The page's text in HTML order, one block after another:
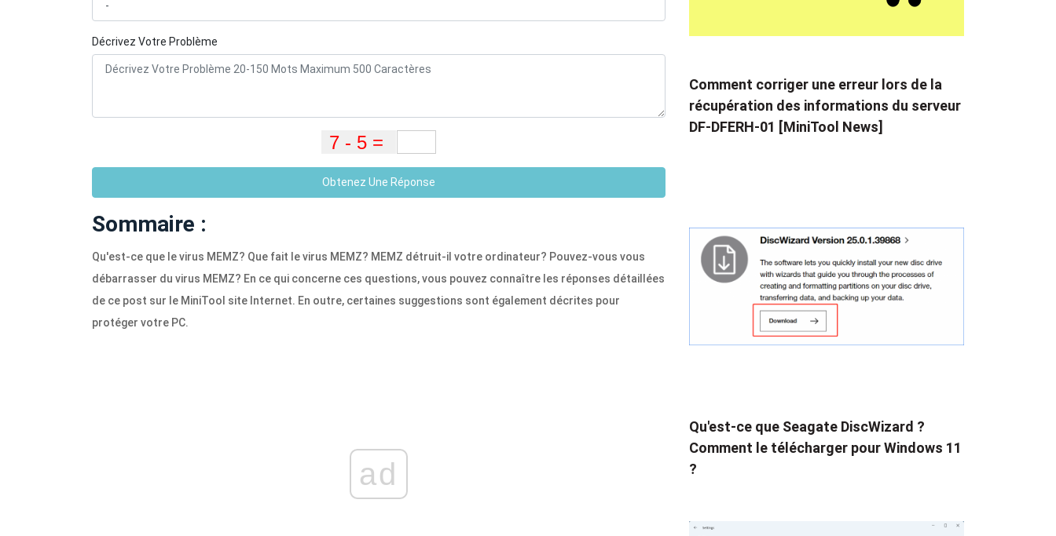
Décrivez Votre Problème
Obtenez Une Réponse
Sommaire :
Qu'est-ce que le virus MEMZ? Que fait le virus MEMZ? MEMZ détruit-il votre ordinateur? Pouvez-vous vous
débarrasser du virus MEMZ? En ce qui concerne ces questions, vous pouvez connaître les réponses détaillées
de ce post sur le MiniTool site Internet. En outre, certaines suggestions sont également décrites pour
protéger votre PC.
ad
Comment corriger une erreur lors de la
récupération des informations du serveur
DF-DFERH-01 [MiniTool News]
Qu'est-ce que Seagate DiscWizard ?
Comment le télécharger pour Windows 11
?